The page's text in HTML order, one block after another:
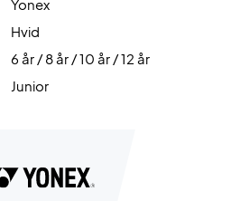
Yonex
Hvid
6 år / 8 år / 10 år / 12 år
Junior